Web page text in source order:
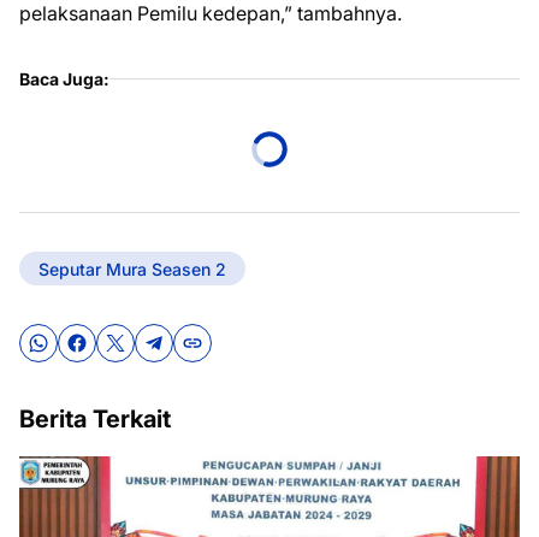
pelaksanaan Pemilu kedepan,” tambahnya.
Baca Juga:
Seputar Mura Seasen 2
Berita Terkait